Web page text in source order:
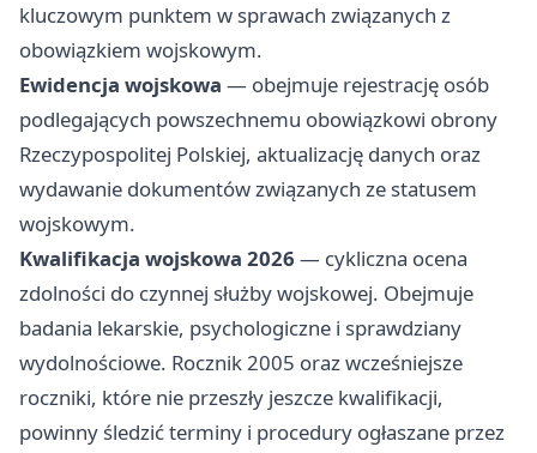
kluczowym punktem w sprawach związanych z
obowiązkiem wojskowym.
Ewidencja wojskowa — obejmuje rejestrację osób
podlegających powszechnemu obowiązkowi obrony
Rzeczypospolitej Polskiej, aktualizację danych oraz
wydawanie dokumentów związanych ze statusem
wojskowym.
Kwalifikacja wojskowa 2026 — cykliczna ocena
zdolności do czynnej służby wojskowej. Obejmuje
badania lekarskie, psychologiczne i sprawdziany
wydolnościowe. Rocznik 2005 oraz wcześniejsze
roczniki, które nie przeszły jeszcze kwalifikacji,
powinny śledzić terminy i procedury ogłaszane przez